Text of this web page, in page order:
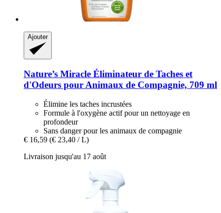
Ajouter
Nature’s Miracle Éliminateur de Taches et
d'Odeurs pour Animaux de Compagnie, 709 ml
Élimine les taches incrustées
Formule à l'oxygène actif pour un nettoyage en
profondeur
Sans danger pour les animaux de compagnie
€ 16,59 (€ 23,40 / L)
Livraison jusqu'au 17 août